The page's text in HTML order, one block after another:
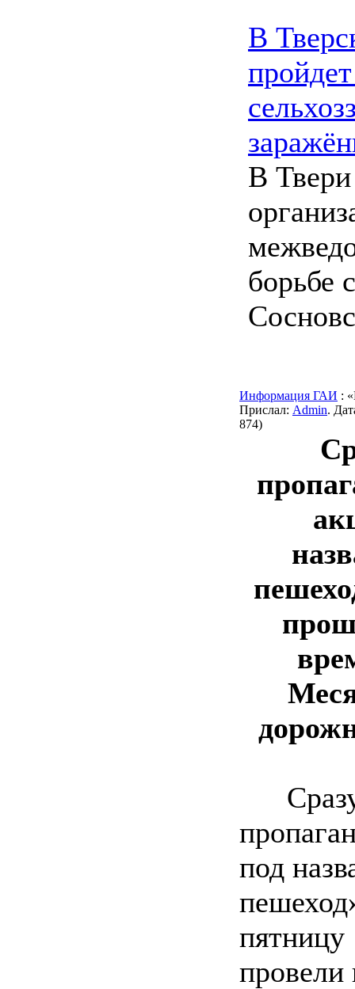
В
В Твери
борьбе
Информация ГАИ :
Прислал: Admin.
874)
под
пятницу